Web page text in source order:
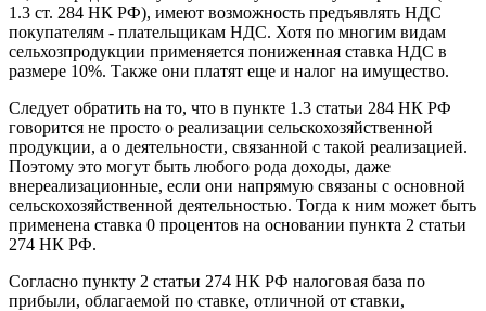
1.3 ст. 284 НК РФ), имеют возможность предъявлять НДС
покупателям - плательщикам НДС. Хотя по многим видам
сельхозпродукции применяется пониженная ставка НДС в
размере 10%. Также они платят еще и налог на имущество.
Следует обратить на то, что в пункте 1.3 статьи 284 НК РФ
говорится не просто о реализации сельскохозяйственной
продукции, а о деятельности, связанной с такой реализацией.
Поэтому это могут быть любого рода доходы, даже
внереализационные, если они напрямую связаны с основной
сельскохозяйственной деятельностью. Тогда к ним может быть
применена ставка 0 процентов на основании пункта 2 статьи
274 НК РФ.
Согласно пункту 2 статьи 274 НК РФ налоговая база по
прибыли, облагаемой по ставке, отличной от ставки,